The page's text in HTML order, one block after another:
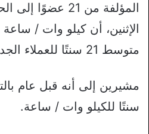
المؤلفة من 21
الإثنين، أن كيلو وات /
متوسط ​​21 سنتًا للعملاء الجدد.
سنتًا للكيلو وات / ساعة.